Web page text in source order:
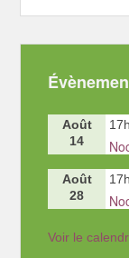
Août
14
Août
28
Voir le